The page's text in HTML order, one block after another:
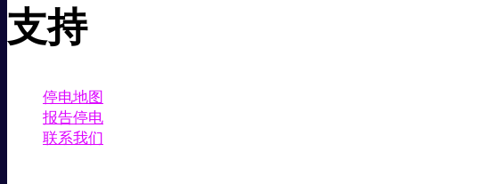
支持
停电地图
报告停电
联系我们